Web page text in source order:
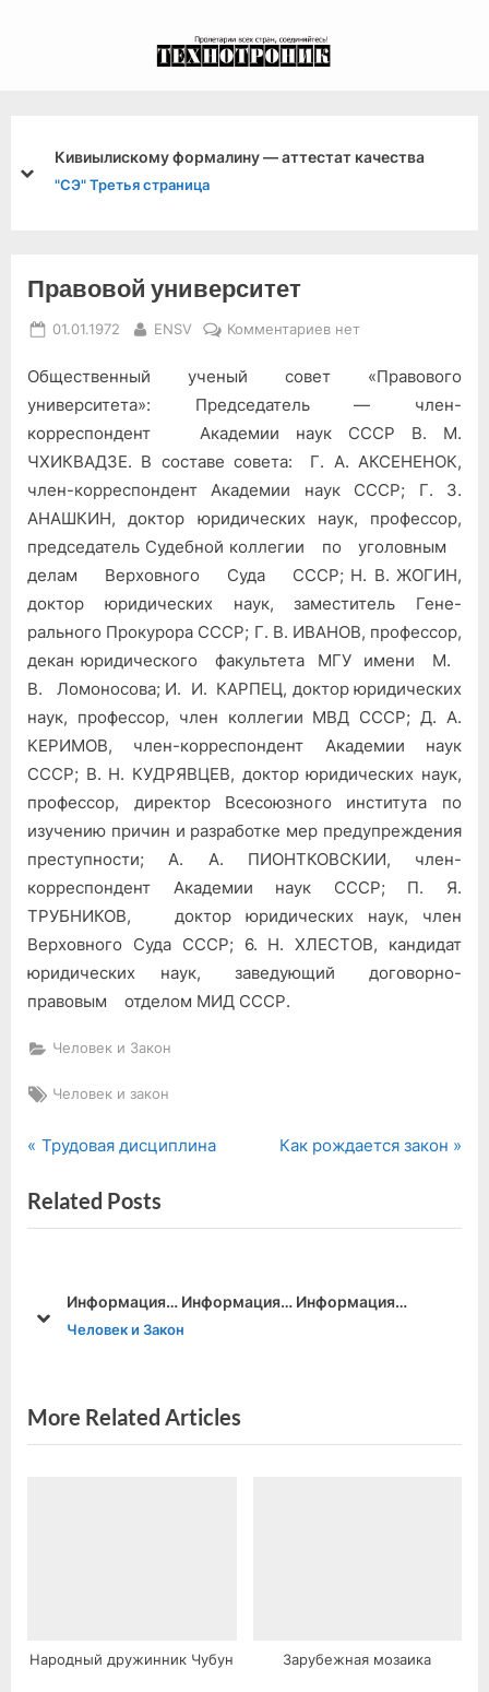
Кивиылискому формалину — аттестат качества
"СЭ" Третья страница
prev
next
Правовой университет
Posted
01.01.1972 By
ENSV Комментариевк
Правовой
университет
нет
Общественный ученый совет «Правового
университета»: Председатель — член-
корреспондент Академии наук СССР В. М.
ЧХИКВАДЗЕ. В составе совета: Г. А. АКСЕНЕНОК,
член-корреспондент Академии наук СССР; Г. 3.
АНАШКИН, доктор юридических наук, профессор,
председатель Судебной коллегии по уголовным
делам Верховного Суда СССР; Н. В. ЖОГИН,
доктор юридических наук, заместитель Гене­
рального Прокурора СССР; Г. В. ИВАНОВ, профессор,
декан юридического факультета МГУ имени М.
В. Ломоносова; И. И. КАРПЕЦ, доктор юридических
наук, профессор, член коллегии МВД СССР; Д. А.
КЕРИМОВ, член-корреспондент Академии наук
СССР; В. Н. КУДРЯВЦЕВ, доктор юридиче­ских наук,
профессор, директор Всесоюзного института по
изучению причин и разработке мер предупреждения
преступ­ности; А. А. ПИОНТКОВСКИИ, член-
корреспондент Академии наук СССР; П. Я.
ТРУБНИКОВ, доктор юридических наук, член
Верховного Суда СССР; 6. Н. ХЛЕСТОВ, кандидат
юри­дических наук, заведующий договорно-
правовым отделом МИД СССР.
Человек и Закон
Tags:
Человек и закон
Навигация
по
записям
P
e
v
u
s
Трудовая дисциплина
N
t
s
Как рождается закон
Related Posts
Информация… Информация… Информация…
Человек и Закон
prev
next
More Related Articles
Народный дружинник Чубун Зарубежная мозаика